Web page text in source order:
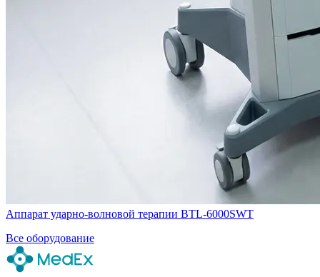
Аппарат ударно-волновой терапии BTL-6000SWT
Все оборудование